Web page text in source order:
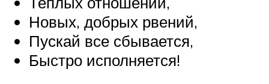
Новых, добрых рвений,
Пускай все сбывается,
Быстро исполняется!